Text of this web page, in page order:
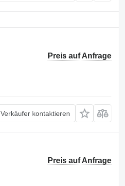
Preis auf Anfrage
Verkäufer kontaktieren
Preis auf Anfrage